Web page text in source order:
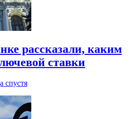
рассказали, каким
ставки
спустя